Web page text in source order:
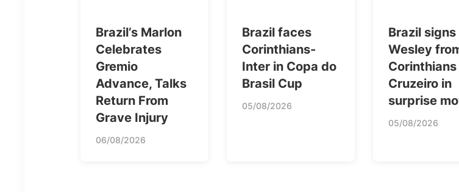
Brazil’s Marlon
Celebrates
Gremio
Advance, Talks
Return From
Grave Injury
06/08/2026
Brazil faces
Corinthians-
Inter in Copa do
Brasil Cup
05/08/2026
Brazil signs
Wesley
Cruzeiro in
surprise
05/08/2026